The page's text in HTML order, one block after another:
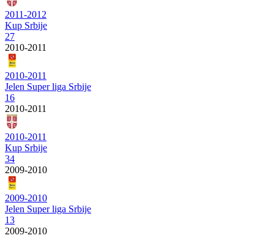
2011-2012
Kup Srbije
27
2010-2011
2010-2011
Jelen Super liga Srbije
16
2010-2011
2010-2011
Kup Srbije
34
2009-2010
2009-2010
Jelen Super liga Srbije
13
2009-2010